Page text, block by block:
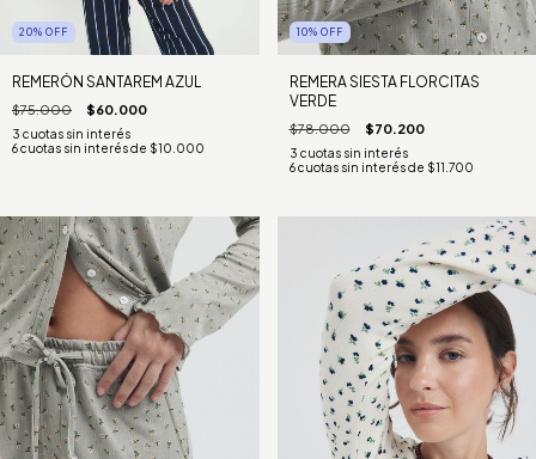
20% OFF
REMERÓN SANTAREM AZUL
$75.000 $60.000
6cuotas sin interés de $10.000
10% OFF
REMERA SIESTA FLORCITAS
VERDE
$78.000 $70.200
6 cuotas sin interés de $11.700